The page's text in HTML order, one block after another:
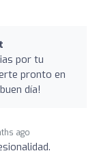
por tu
pronto en
día!
ago